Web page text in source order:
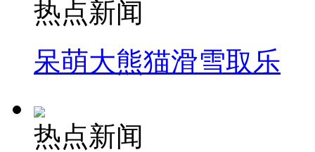
热点新闻
呆萌大熊猫滑雪取乐
热点新闻